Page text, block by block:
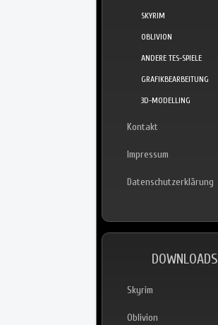
SKYRIM
OBLIVION
ANDERE TES-SPIELE
GRAFIKBEARBEITUNG
3D-MODELLING
Kontakt
Impressum
Datenschutzerklärung
DOWNLOADS
Skyrim
Oblivion